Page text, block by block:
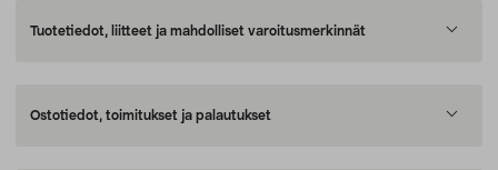
Tuotetiedot, liitteet ja mahdolliset varoitusmerkinnät
Ostotiedot, toimitukset ja palautukset